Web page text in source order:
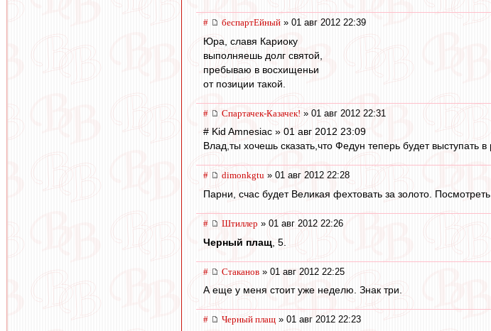
# беспартЕйный » 01 авг 2012 22:39
Юра, славя Кариоку
выполняешь долг святой,
пребываю в восхищеньи
от позиции такой.
# Спартачек-Казачек! » 01 авг 2012 22:31
# Kid Amnesiac » 01 авг 2012 23:09
Влад,ты хочешь сказать,что Федун теперь будет
# dimonkgtu » 01 авг 2012 22:28
Парни, счас будет Великая фехтовать за золото.
# Штиллер » 01 авг 2012 22:26
Черный плащ , 5.
# Cтаканов » 01 авг 2012 22:25
А еще у меня стоит уже неделю. Знак три.
# Черный плащ » 01 авг 2012 22:23